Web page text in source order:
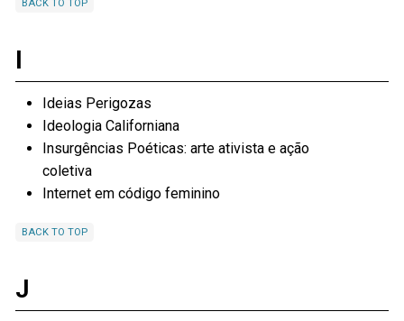
BACK TO TOP
I
Ideias Perigozas
Ideologia Californiana
Insurgências Poéticas: arte ativista e ação
coletiva
Internet em código feminino
BACK TO TOP
J